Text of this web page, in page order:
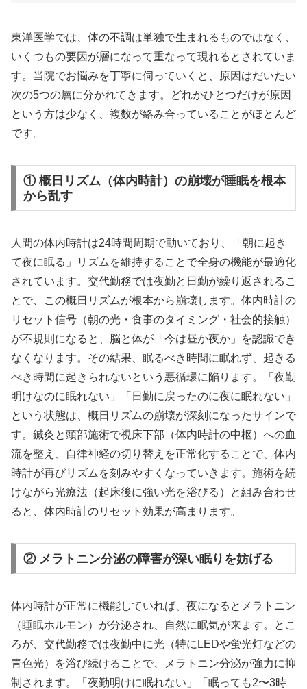
東洋医学では、体の不調は単独で生まれるものではなく、
いくつもの要因が層になって重なって現れるとされていま
す。当院でお悩みを丁寧に伺っていくと、原因はだいたい
次の5つの層に分かれてきます。どれかひとつだけが原因
という方は少なく、複数が絡み合っていることがほとんど
です。
① 概日リズム（体内時計）の崩壊が睡眠を根本
から乱す
人間の体内時計は24時間周期で動いており、「朝に起き
て夜に眠る」リズムを維持することで全身の機能が最適化
されています。交代勤務では夜勤と日勤が繰り返されるこ
とで、この概日リズムが根本から崩壊します。体内時計の
リセット信号（朝の光・食事のタイミング・社会的接触）
が不規則になると、脳と体が「今は昼か夜か」を認識でき
なくなります。その結果、眠るべき時間に眠れず、起きる
べき時間に起きられないという悪循環に陥ります。「夜勤
明けなのに眠れない」「日勤に戻ったのに夜に眠れない」
という状態は、概日リズムの崩壊が深刻になったサインで
す。鍼灸と頭部施術で視床下部（体内時計の中枢）への血
流を整え、自律神経の切り替えを正常化することで、体内
時計が再びリズムを刻みやすくなっていきます。施術を続
けながら光療法（起床後に強い光を浴びる）と組み合わせ
ると、体内時計のリセット効果が高まります。
② メラトニン分泌の障害が深い眠りを妨げる
体内時計が正常に機能していれば、夜になるとメラトニン
（睡眠ホルモン）が分泌され、自然に眠気が来ます。とこ
ろが、交代勤務では夜勤中に光（特にLEDや蛍光灯などの
青色光）を浴び続けることで、メラトニン分泌が強力に抑
制されます。「夜勤明けに眠れない」「眠っても2〜3時